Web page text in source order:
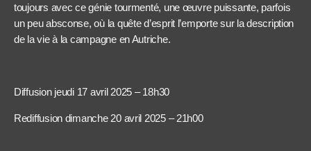
toujours avec ce génie tourmenté, une œuvre puissante, parfois
un peu absconse, où la quête d’esprit l’emporte sur la description
de la vie à la campagne en Autriche.
Diffusion jeudi 17 avril 2025 – 18h30
Rediffusion dimanche 20 avril 2025 – 21h00